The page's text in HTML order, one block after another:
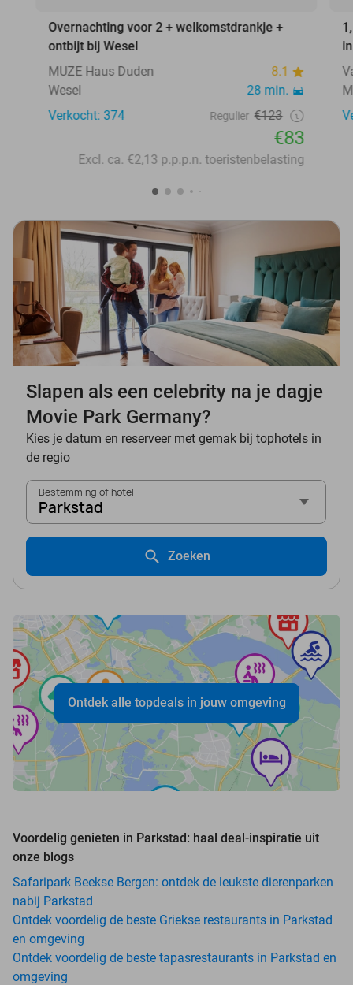
Overnachting voor 2 + welkomstdrankje +
ontbijt bij Wesel
MUZE Haus Duden
8.1
Wesel
28 min.
Verkocht: 374
Regulier €123
€83
Excl. ca. €2,13 p.p.p.n. toeristenbelasting
Slapen als een celebrity na je dagje
Movie Park Germany?
Kies je datum en reserveer met gemak bij tophotels in
de regio
Bestemming of hotel
Parkstad
Zoeken
Ontdek alle topdeals in jouw omgeving
Voordelig genieten in Parkstad: haal deal-inspiratie uit
onze blogs
Safaripark Beekse Bergen: ontdek de leukste dierenparken
nabij Parkstad
Ontdek voordelig de beste Griekse restaurants in Parkstad
en omgeving
Ontdek voordelig de beste tapasrestaurants in Parkstad en
omgeving